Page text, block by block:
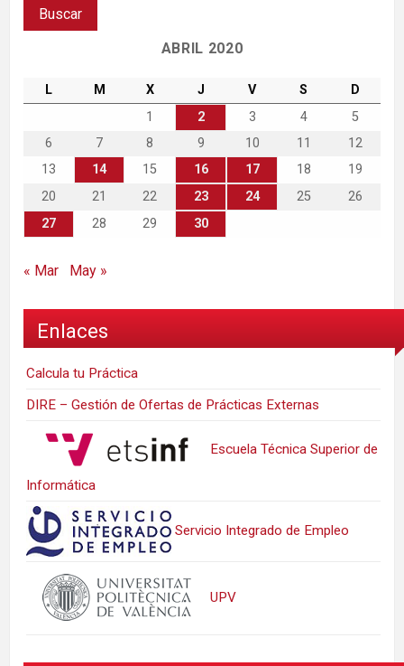
ABRIL 2020
L M X J V S
D
1
2 3 4
5
6
7 8 9 10 11
12
13
14 15 16 17 18
19
20
21 22 23 24 25
26
27
28 29 30
« Mar May »
Enlaces
Calcula tu Práctica
DIRE – Gestión de Ofertas de Prácticas Externas
Escuela Técnica Superior de
Informática
Servicio Integrado de Empleo
UPV